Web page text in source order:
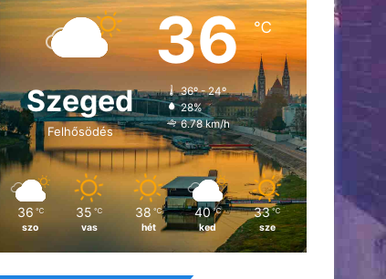
Szeged
Felhősödés
36℃
36º - 24º
28%
6.78 km/h
36 ℃
szo
35 ℃
vas
38 ℃
hét
40 ℃
ked
33 ℃
sze